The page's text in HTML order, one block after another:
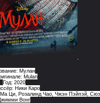
Мулан
Mulan
Год: 2020
Ники Каро
Ци, Розалинд Чао, Чжэн Пэйпэй,
Вонг